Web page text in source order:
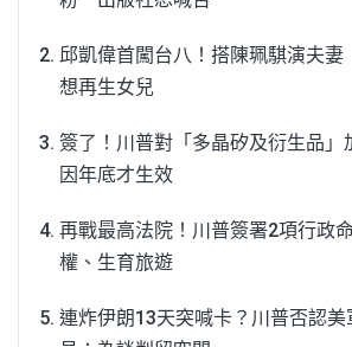
邱凱偉首闖台八！搭陳珮騏演夫
想再生女兒
簽了！川普對「多晶矽及衍生品
因年底才生效
再戰最高法院！川普簽署2項行政
權、生育旅遊
連炸伊朗13天突喊卡？川普否認美